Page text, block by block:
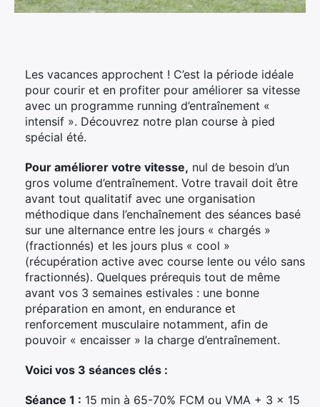
Les vacances approchent ! C’est la période idéale
pour courir et en profiter pour améliorer sa vitesse
avec un programme running d’entraînement «
intensif ». Découvrez notre plan course à pied
spécial été.
Pour améliorer votre vitesse, nul de besoin d’un
gros volume d’entraînement. Votre travail doit être
avant tout qualitatif avec une organisation
méthodique dans l’enchaînement des séances basé
sur une alternance entre les jours « chargés »
(fractionnés) et les jours plus « cool »
(récupération active avec course lente ou vélo sans
fractionnés). Quelques prérequis tout de même
avant vos 3 semaines estivales : une bonne
préparation en amont, en endurance et
renforcement musculaire notamment, afin de
pouvoir « encaisser » la charge d’entraînement.
Voici vos 3 séances clés :
Séance 1 : 15 min à 65-70% FCM ou VMA + 3 x 15